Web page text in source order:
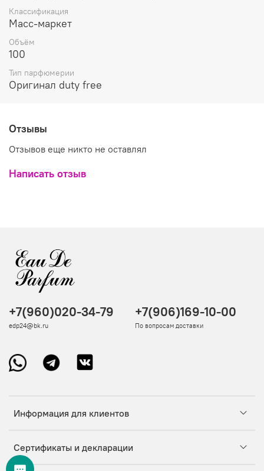
Классификация
Масс-маркет
Объём
100
Тип парфюмерии
Оригинал duty free
Отзывы
Отзывов еще никто не оставлял
Написать отзыв
Информация для клиентов
Сертификаты и декларации
+7(960)020-34-79
edp24@bk.ru
+7(906)169-10-00
По вопросам доставки